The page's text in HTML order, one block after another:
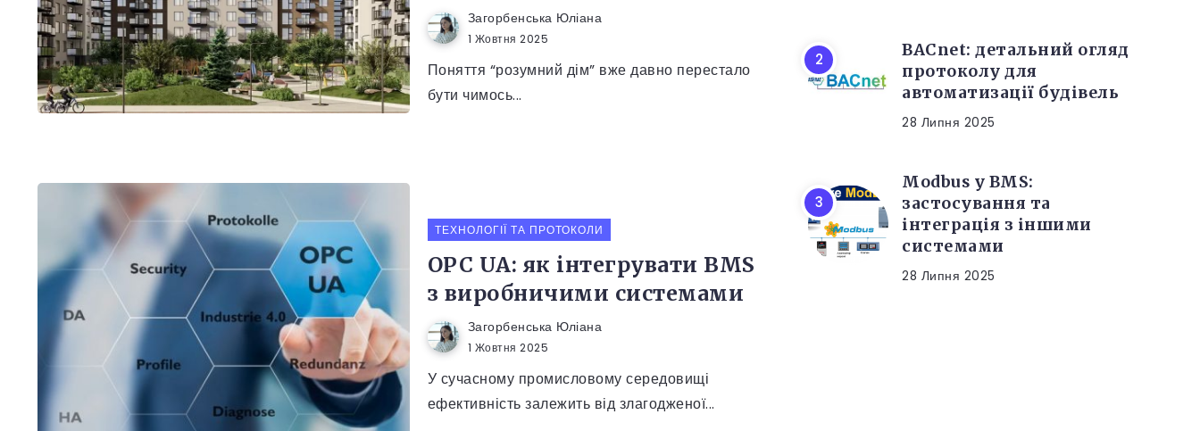
Загорбенська Юліана
1 Жовтня 2025
Поняття “розумний дім” вже давно перестало
бути чимось...
ТЕХНОЛОГІЇ ТА ПРОТОКОЛИ
OPC UA: як інтегрувати BMS
з виробничими системами
Загорбенська Юліана
1 Жовтня 2025
У сучасному промисловому середовищі
ефективність залежить від злагодженої...
BACnet: детальний огляд
протоколу для
автоматизації будівель
28 Липня 2025
Modbus у BMS:
застосування та
інтеграція з іншими
системами
28 Липня 2025